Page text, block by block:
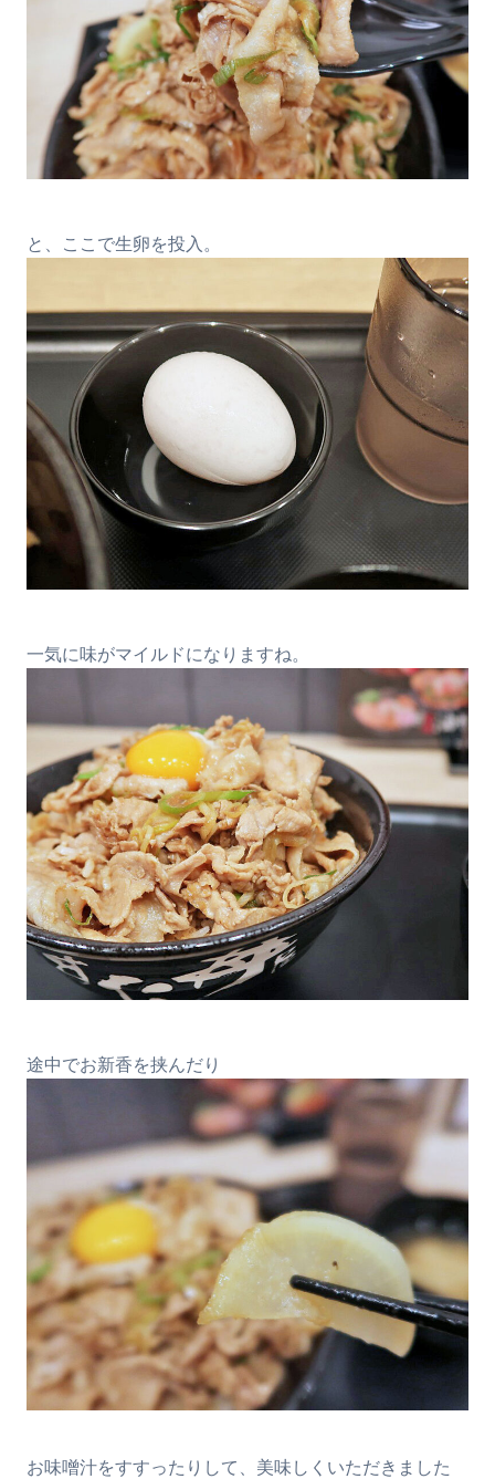
と、ここで生卵を投入。
一気に味がマイルドになりますね。
途中でお新香を挟んだり
お味噌汁をすすったりして、美味しくいただきました